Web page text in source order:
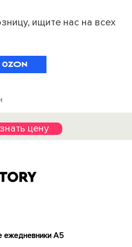
ищите нас на всех
цену
ежедневники А5